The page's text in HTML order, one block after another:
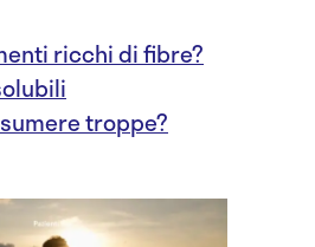
ricchi di fibre?
troppe?